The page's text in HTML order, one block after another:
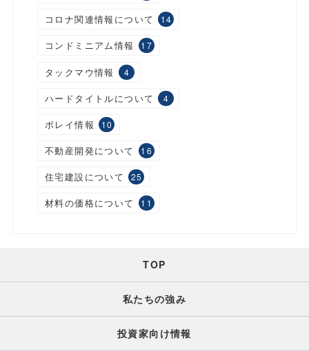
コロナ関連情報について 14
コンドミニアム情報 17
タックマウ情報 4
ハードタイトルについて 4
ボレイ情報 10
不動産開発について 16
住宅建設について 25
材料の価格について 11
TOP
私たちの強み
投資家向け情報